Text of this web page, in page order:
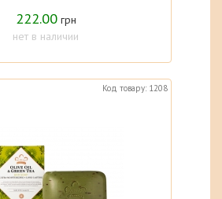
222.00 грн
нет в наличии
Код товару: 1208